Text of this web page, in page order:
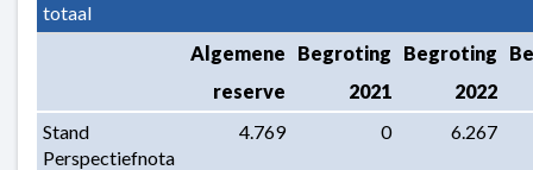
Budgettair
Budgettair
perspectief
totaal
Algemene
Begroting Begroting
reserve
2021
2022
Stand
Perspectiefnota
4.769 0 6.267